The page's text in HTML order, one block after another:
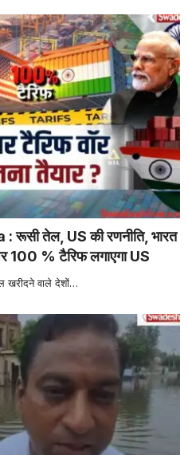
तेल, US की रणनीति, भारत
100 % टैरिफ लगाएगा US
वाले देशों…